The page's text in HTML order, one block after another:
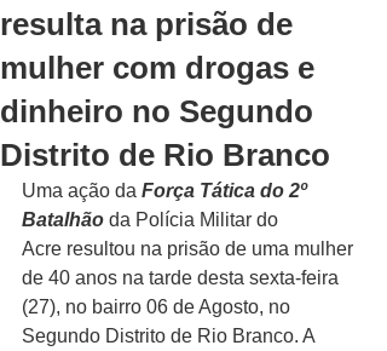
resulta na prisão de
mulher com drogas e
dinheiro no Segundo
Distrito de Rio Branco
Uma ação da Força Tática do 2º
Batalhão da Polícia Militar do
Acre resultou na prisão de uma mulher
de 40 anos na tarde desta sexta-feira
(27), no bairro 06 de Agosto, no
Segundo Distrito de Rio Branco. A